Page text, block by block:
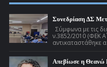
Συνεδρίαση ΔΣ
Σύμφωνα με τις
ν.3852/2010 (ΦΕΚ
αντικαταστάθηκε
Απεβίωσε η Θεανώ